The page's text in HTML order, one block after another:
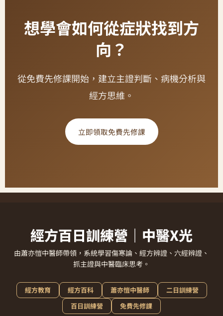
想學會如何從症狀找到方
向？
從免費先修課開始，建立主證判斷、病機分析與
經方思維。
立即領取免費先修課
經方百日訓練營｜中醫X光
由蕭亦愷中醫師帶領，系統學習傷寒論、經方辨證、六經辨證、
抓主證與中醫臨床思考。
經方教育 經方百科 蕭亦愷中醫師
二日訓練營
百日訓練營
免費先修課